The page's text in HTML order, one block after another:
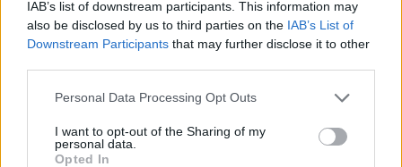
IAB’s list of downstream participants. This information may
also be disclosed by us to third parties on the IAB’s List of
Downstream Participants that may further disclose it to other
Personal Data Processing Opt Outs
I want to opt-out of the Sharing of my
personal data.
Opted In
Fotó: Tuchiluș Alex